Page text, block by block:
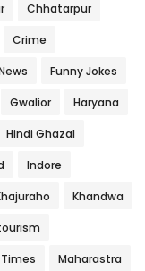
Chhatarpur
Crime
Funny Jokes
Gwalior Haryana
Hindi Ghazal
Indore
Khandwa
Maharastra